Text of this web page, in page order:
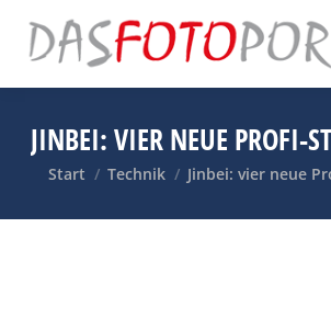
JINBEI: VIER NEUE PROFI-
Sie befinden sich hier:
Start Technik Jinbei: vier neue